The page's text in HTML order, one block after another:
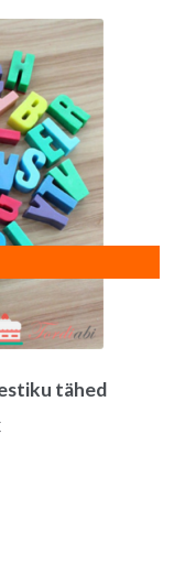
tähed
Praegune